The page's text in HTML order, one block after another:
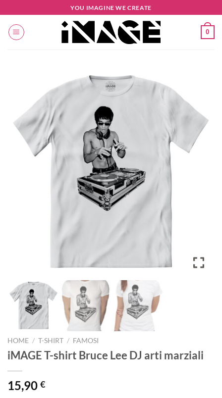
ai
contenuti
YOU IMAGINE WE CREATE
0
HOME / T-SHIRT / FAMOSI
iMAGE T-shirt Bruce Lee DJ arti marziali
15,90 €